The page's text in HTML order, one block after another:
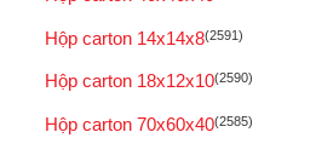
Hộp carton 14x14x8(2591)
Hộp carton 18x12x10(2590)
Hộp carton 70x60x40(2585)